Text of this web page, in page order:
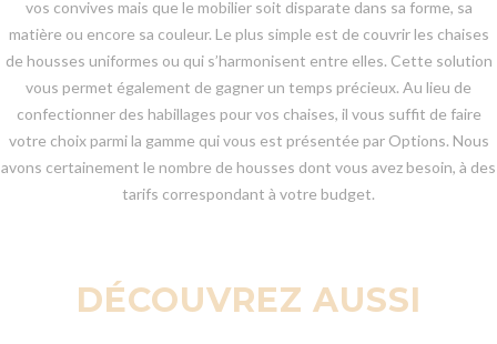
vos convives mais que le mobilier soit disparate dans sa forme, sa
matière ou encore sa couleur. Le plus simple est de couvrir les chaises
de housses uniformes ou qui s’harmonisent entre elles. Cette solution
vous permet également de gagner un temps précieux. Au lieu de
confectionner des habillages pour vos chaises, il vous suffit de faire
votre choix parmi la gamme qui vous est présentée par Options. Nous
avons certainement le nombre de housses dont vous avez besoin, à des
tarifs correspondant à votre budget.
DÉCOUVREZ AUSSI